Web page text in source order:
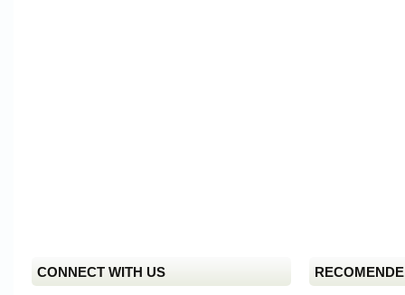
CONNECT WITH US